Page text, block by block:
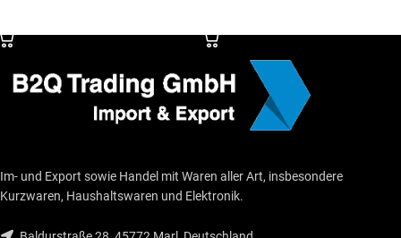
Im- und Export sowie Handel mit Waren aller Art, insbesondere
Kurzwaren, Haushaltswaren und Elektronik.